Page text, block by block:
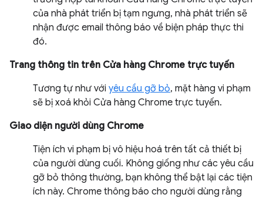
của nhà phát triển bị tạm ngưng, nhà phát triển sẽ
nhận được email thông báo về biện pháp thực thi
đó.
Trang thông tin trên Cửa hàng Chrome trực tuyến
Tương tự như với yêu cầu gỡ bỏ, mặt hàng vi phạm
sẽ bị xoá khỏi Cửa hàng Chrome trực tuyến.
Giao diện người dùng Chrome
Tiện ích vi phạm bị vô hiệu hoá trên tất cả thiết bị
của người dùng cuối. Không giống như các yêu cầu
gỡ bỏ thông thường, bạn không thể bật lại các tiện
ích này. Chrome thông báo cho người dùng rằng